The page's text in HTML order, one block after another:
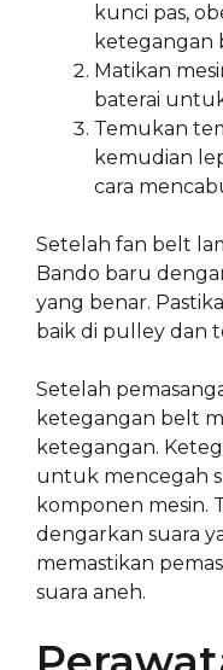
kunci pas,
ketegangan
Matikan
baterai
Temukan
kemudian
cara
Setelah fan belt
Bando baru
yang benar.
baik di pulley dan
Setelah
ketegangan belt
ketegangan.
untuk mencegah
komponen mesin.
dengarkan suara
memastikan
suara aneh.